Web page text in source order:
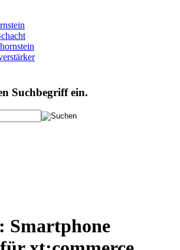
Suchbegriff ein.
Smartphone